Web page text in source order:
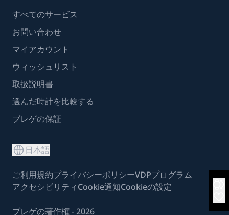
すべてのサービス
お問い合わせ
マイアカウント
ウィッシュリスト
取扱説明書
選んだ時計を比較する
ブレゲの保証
日本語
ご利用規約プライバシーポリシーVDPプログラム
アクセシビリティCookie通知Cookieの設定
ブレゲの著作権 - 2026